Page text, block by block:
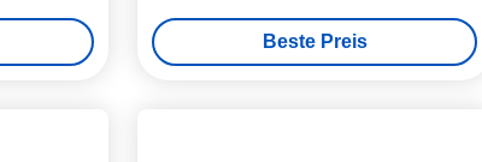
aufbereitet
Beste Preis